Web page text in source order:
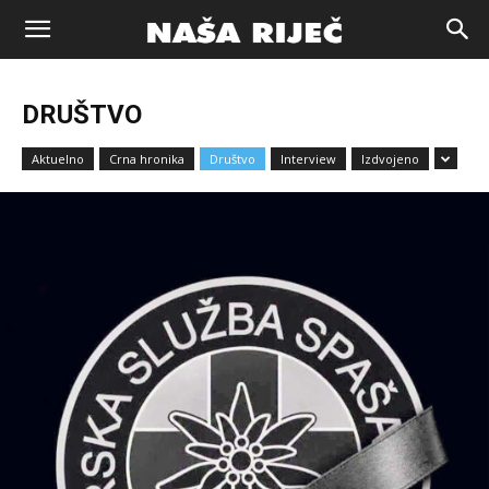
Naša
riječDRUŠTVO
Aktuelno Crna hronika Društvo Interview Izdvojeno